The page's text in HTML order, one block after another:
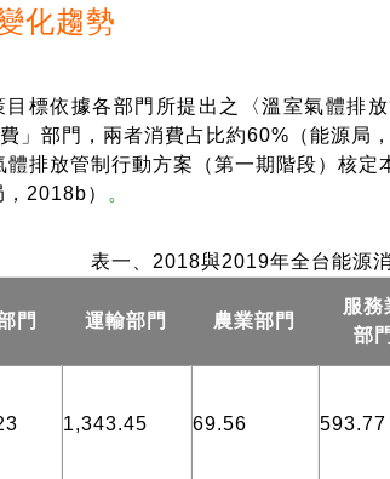
化趨勢
依據各部門所提出之〈溫室氣體排放
」部門，兩者消費占比約60%（能源局
排放管制行動方案（第一期階段）核定
，2018b） 。
表一、2018與2019年全台能源
門 運輸部門 農業部門
服務
部門
1,343.45 69.56 593.77